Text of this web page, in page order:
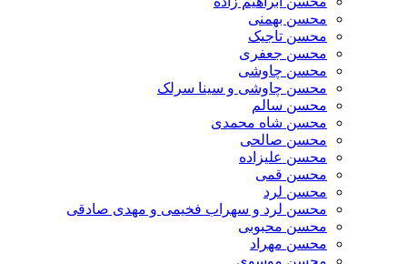
محسن بهمنی
محسن تاجیک
محسن جعفری
محسن چاوشی
محسن چاوشی و سینا سرلک
محسن سالم
محسن شاه محمدی
محسن صالحی
محسن علیزاده
محسن قمی
محسن لرد
محسن لرد و سهراب فخیمی و مهدی صادقی
محسن محبوبی
محسن مهراد